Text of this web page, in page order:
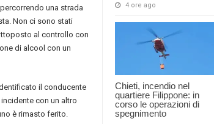
4 ore ago
Chieti, incendio nel
quartiere Filippone: in
corso le operazioni di
spegnimento
una strada
Non ci sono stati
al controllo con
di alcool con un
il conducente
con un altro
è rimasto ferito.